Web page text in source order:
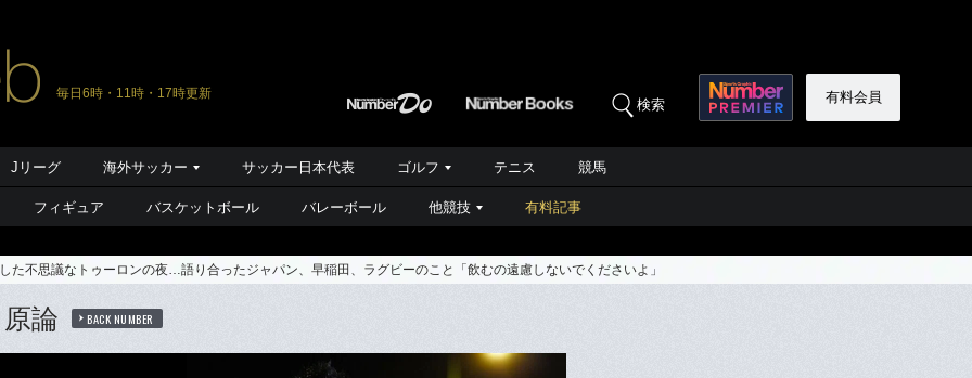
毎日6時・11時・17時更新
検索 有料会員
Jリーグ 海外サッカー サッカー日本代表 ゴルフ テニス 競馬
フィギュア バスケットボール バレーボール 他競技 有料記事
た不思議なトゥーロンの夜…語り合ったジャパン、早稲田、ラグビーのこと「飲むの遠慮しないでくださいよ」
論 BACK NUMBER